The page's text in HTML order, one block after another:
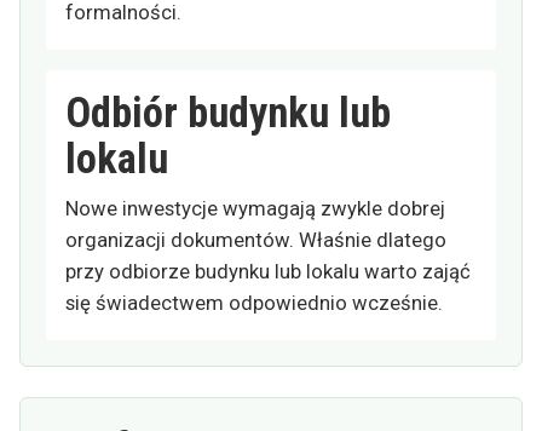
formalności.
Odbiór budynku lub
lokalu
Nowe inwestycje wymagają zwykle dobrej
organizacji dokumentów. Właśnie dlatego
przy odbiorze budynku lub lokalu warto zająć
się świadectwem odpowiednio wcześnie.